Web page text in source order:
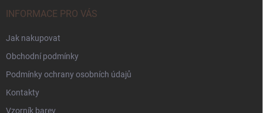
INFORMACE PRO VÁS
Jak nakupovat
Obchodní podmínky
Podmínky ochrany osobních údajů
Kontakty
Vzorník barev